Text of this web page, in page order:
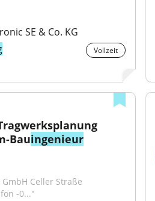
SE & Co. KG
Vollzeit
Bauingenieur
-0..."